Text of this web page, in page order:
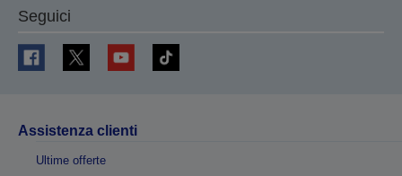
Seguici
Assistenza clienti
Ultime offerte